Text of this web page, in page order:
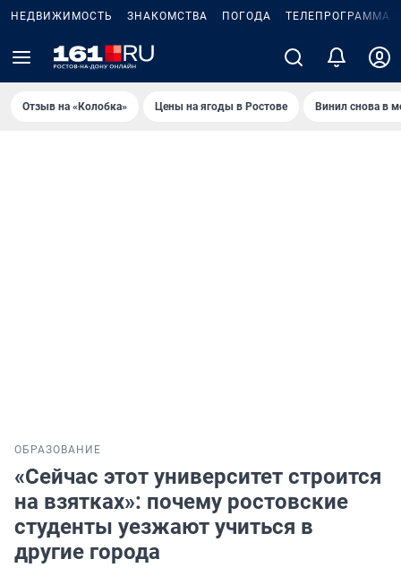
НЕДВИЖИМОСТЬ ЗНАКОМСТВА ПОГОДА ТЕЛЕПРОГРАММА
Отзыв на «Колобка» Цены на ягоды в Ростове Винил снова в
ОБРАЗОВАНИЕ
«Сейчас этот университет строится
на взятках»: почему ростовские
студенты уезжают учиться в
другие города